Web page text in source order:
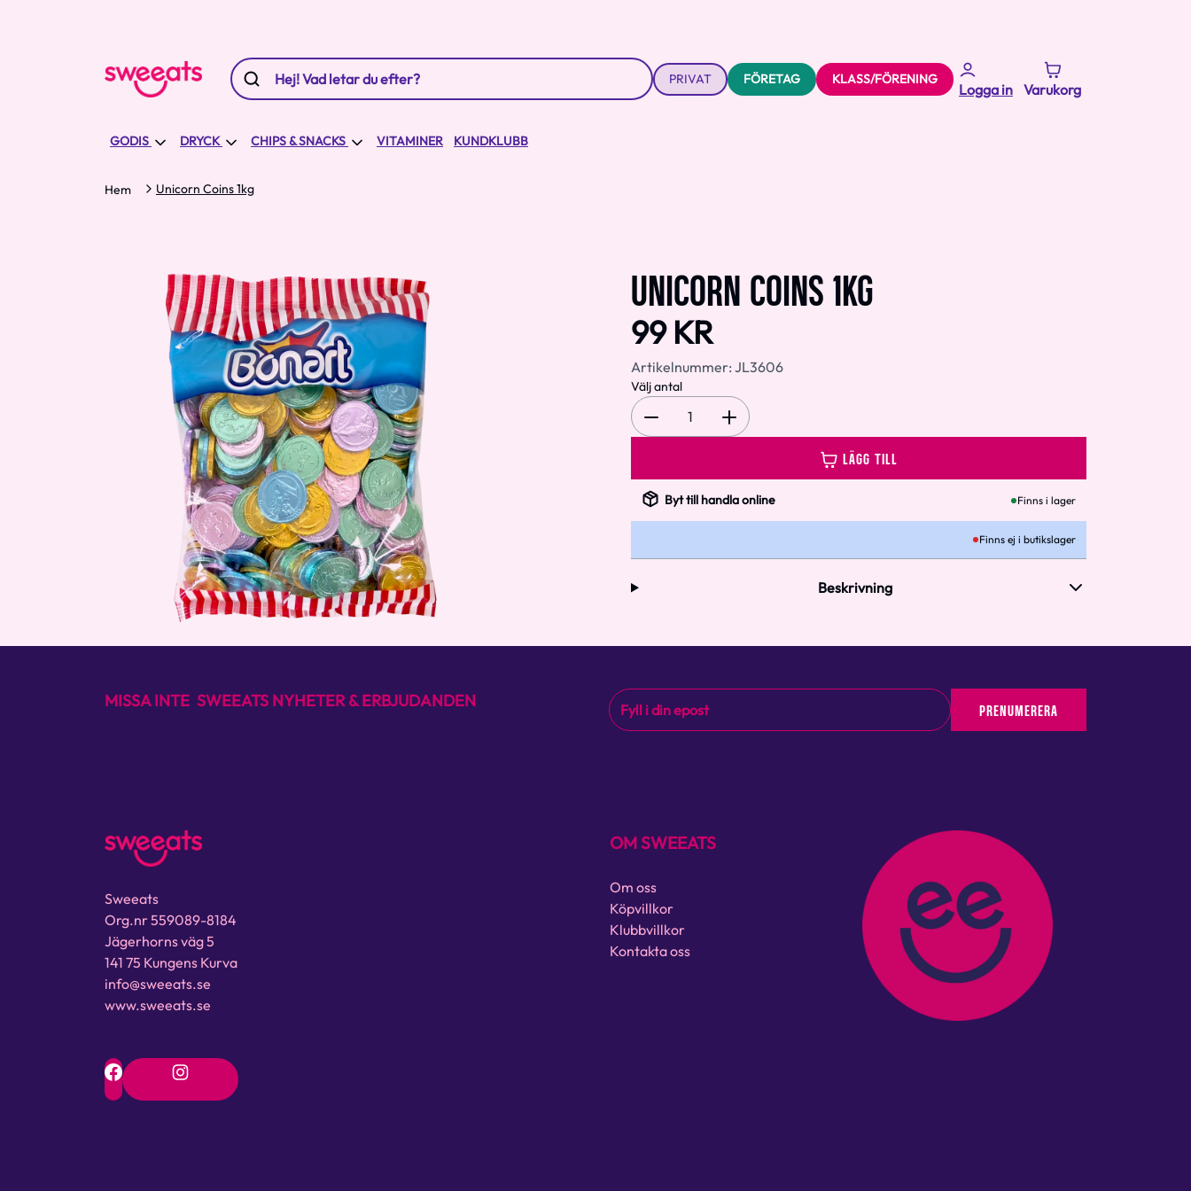
PRIVAT FÖRETAG KLASS/FÖRENING
Logga in Varukorg
GODIS DRYCK CHIPS & SNACKS VITAMINER KUNDKLUBB
Hem Unicorn Coins 1kg
UNICORN COINS 1KG
99 KR
Artikelnummer: JL3606
Välj antal
1
LÄGG TILL
Byt till handla online Finns i lager
Finns ej i butikslager
Beskrivning
MISSA INTE SWEEATS NYHETER & ERBJUDANDEN PRENUMERERA
Sweeats
Org.nr 559089-8184
Jägerhorns väg 5
141 75 Kungens Kurva
info@sweeats.se
www.sweeats.se
OM SWEEATS
Om oss
Köpvillkor
Klubbvillkor
Kontakta oss